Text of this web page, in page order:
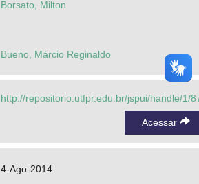
Borsato, Milton
Bueno, Márcio Reginaldo
http://repositorio.utfpr.edu.br/jspui/handle/1/
Acessar
4-Ago-2014